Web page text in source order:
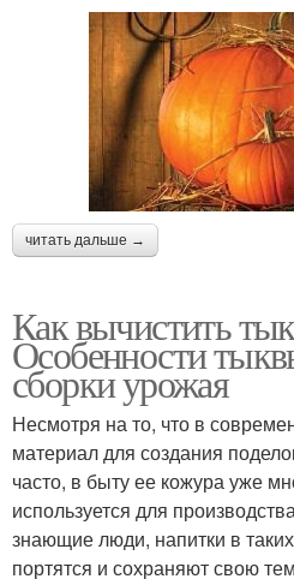
читать дальше →
Как вычистить
Особенности
сборки урожая
Несмотря на то, что в
материал для создания
часто, в быту ее кожура уже
используется для
знающие люди, напитки в
портятся и сохраняют свою